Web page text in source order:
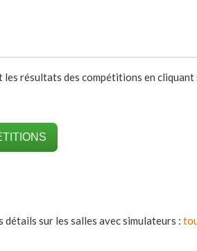
résultats des compétitions en cliquant
détails sur les salles avec simulateurs :